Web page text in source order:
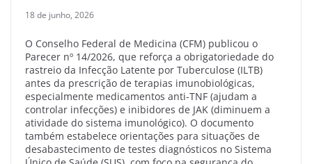
18 de junho, 2026
O Conselho Federal de Medicina (CFM) publicou o
Parecer nº 14/2026, que reforça a obrigatoriedade do
rastreio da Infecção Latente por Tuberculose (ILTB)
antes da prescrição de terapias imunobiológicas,
especialmente medicamentos anti-TNF (ajudam a
controlar infecções) e inibidores de JAK (diminuem a
atividade do sistema imunológico). O documento
também estabelece orientações para situações de
desabastecimento de testes diagnósticos no Sistema